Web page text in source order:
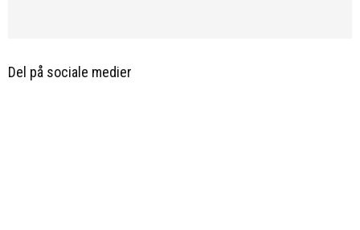
Del på sociale medier